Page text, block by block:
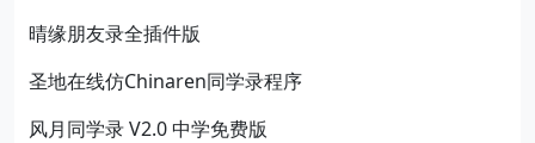
晴缘朋友录全插件版
圣地在线仿Chinaren同学录程序
风月同学录 V2.0 中学免费版